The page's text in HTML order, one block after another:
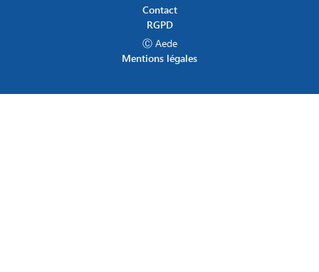
Contact
RGPD
Ⓒ Aede
Mentions légales